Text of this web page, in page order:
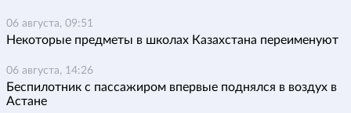
06 августа, 09:51
Некоторые предметы в школах Казахстана переименуют
06 августа, 14:26
Беспилотник с пассажиром впервые поднялся в воздух в
Астане